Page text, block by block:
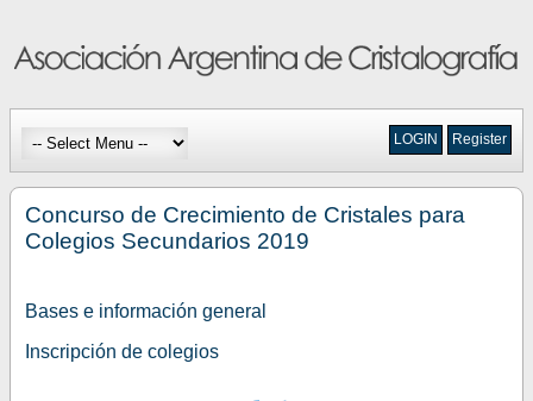
Register
LOGIN
Concurso de Crecimiento de Cristales para
Colegios Secundarios 2019
Bases e información general
Inscripción de colegios